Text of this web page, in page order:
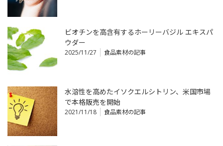
ビオチンを高含有するホーリーバジル エキスパ
ウダー
2025/11/27 食品素材の記事
水溶性を高めたイソクエルシトリン、米国市場
で本格販売を開始
2021/11/18 食品素材の記事